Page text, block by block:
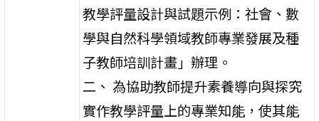
教學評量設計與試題示例：社會、數
學與自然科學領域教師專業發展及種
子教師培訓計畫」辦理。
二、 為協助教師提升素養導向與探究
實作教學評量上的專業知能，使其能